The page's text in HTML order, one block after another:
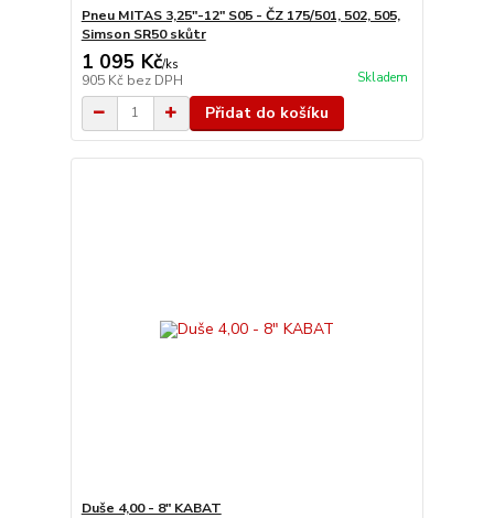
Pneu MITAS 3,25"-12" S05 - ČZ 175/501, 502, 505,
Simson SR50 skůtr
1 095 Kč/ks
905 Kč bez DPH Skladem
Přidat do košíku
Duše 4,00 - 8" KABAT